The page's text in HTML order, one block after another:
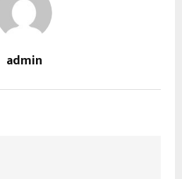
admin